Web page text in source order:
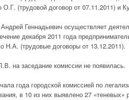
О.Г. (трудовой договор от 07.11.2011) и
Геннадьевич осуществляет
декабря 2011 года
Н.А. (трудовые договоры от 13.12.2011).
на заседание комиссии не появилась.
года городской комиссией по
в 10 из них выявлено 27